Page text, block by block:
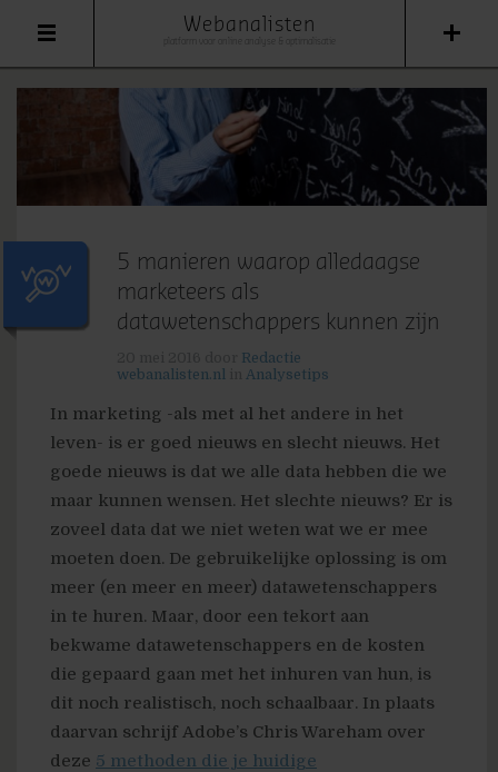
Webanalisten
5 manieren waarop alledaagse
marketeers als
datawetenschappers kunnen zijn
Redactie
webanalisten.nl
Analysetips
In marketing -als met al het andere in het
leven- is er goed nieuws en slecht nieuws. Het
goede nieuws is dat we alle data hebben die we
maar kunnen wensen. Het slechte nieuws? Er is
zoveel data dat we niet weten wat we er mee
moeten doen. De gebruikelijke oplossing is om
meer (en meer en meer) datawetenschappers
in te huren. Maar, door een tekort aan
bekwame datawetenschappers en de kosten
die gepaard gaan met het inhuren van hun, is
dit noch realistisch, noch schaalbaar. In plaats
daarvan schrijf Adobe’s Chris Wareham over
deze 5 methoden die je huidige